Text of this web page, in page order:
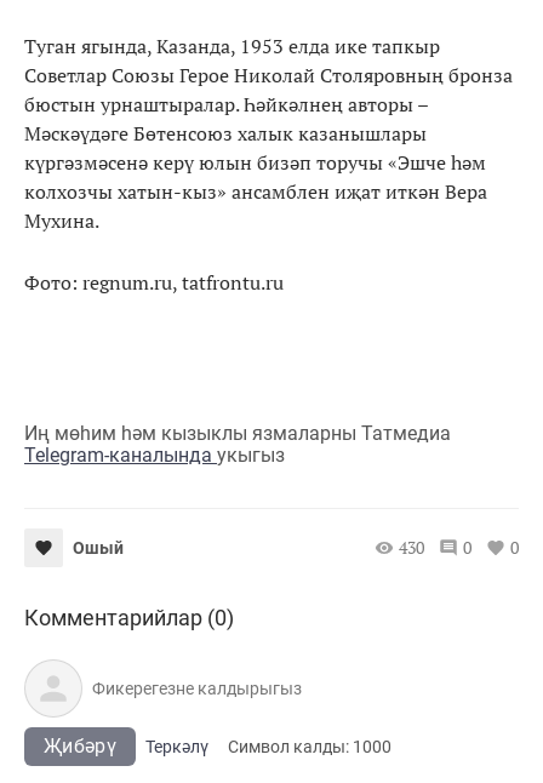
Туган ягында, Казанда, 1953 елда ике тапкыр
Советлар Союзы Герое Николай Столяровның бронза
бюстын урнаштыралар. Һәйкәлнең авторы –
Мәскәүдәге Бөтенсоюз халык казанышлары
күргәзмәсенә керү юлын бизәп торучы «Эшче һәм
колхозчы хатын-кыз» ансамблен иҗат иткән Вера
Мухина.
Фото: regnum.ru, tatfrontu.ru
Иң мөһим һәм кызыклы язмаларны Татмедиа
Telegram-каналында укыгыз
Ошый 430 0 0
Комментарийлар (0)
Җибәрү Теркәлү Cимвол калды: 1000